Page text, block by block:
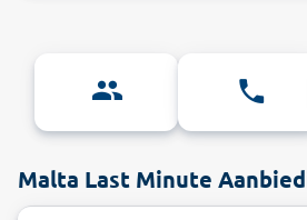
Malta Last Minute